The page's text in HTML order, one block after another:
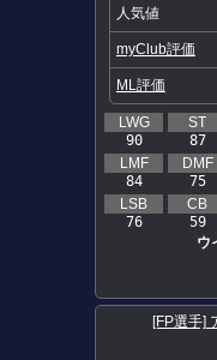
人気値
myClub評価
ML評価
LWG
90
ST
87
LMF
84
DMF
75
LSB
76
CB
59
ウ
[FP選手]